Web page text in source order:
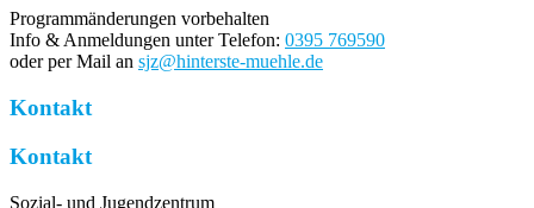
Programmänderungen vorbehalten
Info & Anmeldungen unter Telefon: 0395 769590
oder per Mail an sjz@hinterste-muehle.de
Kontakt
Kontakt
Sozial- und Jugendzentrum